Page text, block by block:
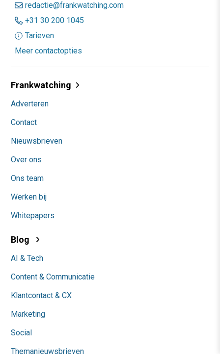
redactie@frankwatching.com
+31 30 200 1045
Tarieven
Meer contactopties
Frankwatching
Adverteren
Contact
Nieuwsbrieven
Over ons
Ons team
Werken bij
Whitepapers
Blog
AI & Tech
Content & Communicatie
Klantcontact & CX
Marketing
Social
Themanieuwsbrieven